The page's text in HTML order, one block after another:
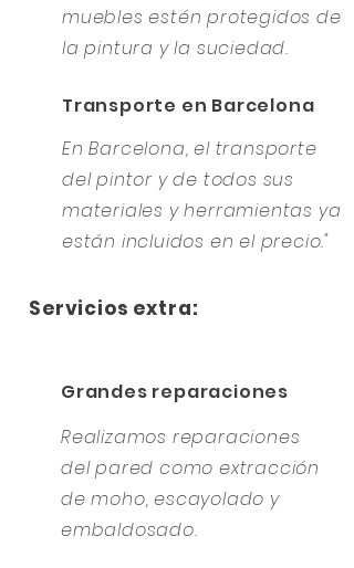
muebles estén protegidos de
la pintura y la suciedad.
Transporte en Barcelona
En Barcelona, el transporte
del pintor y de todos sus
materiales y herramientas ya
están incluidos en el precio."
Servicios extra:
Grandes reparaciones
Realizamos reparaciones
del pared como extracción
de moho, escayolado y
embaldosado.